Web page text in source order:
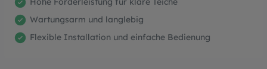
Wartungsarm und langlebig
Flexible Installation und einfache Bedienung